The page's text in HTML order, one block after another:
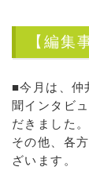
【編集
■今月は、仲
聞インタビ
だきました。
その他、各
ざいます。